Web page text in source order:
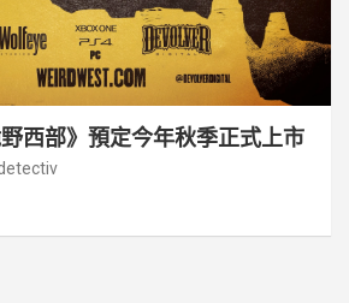
西部》預定今年秋季正式上市